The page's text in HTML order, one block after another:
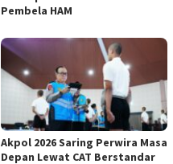
Pembela HAM
Akpol 2026 Saring Perwira Masa
Depan Lewat CAT Berstandar